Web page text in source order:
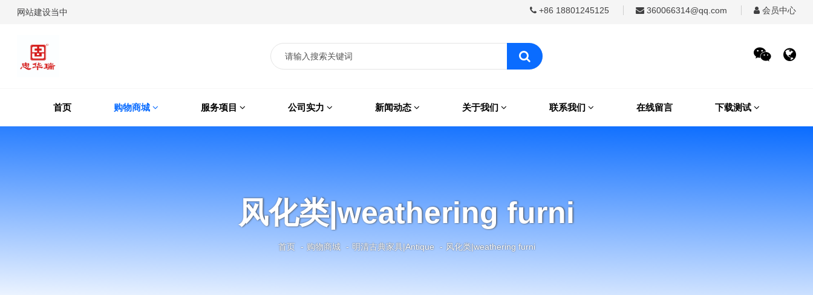
网站建设当中 +86 18801245125 360066314@qq.com 会员中心
首页 购物商城 服务项目 公司实力 新闻动态 关于我们 联系我们 在线留言 下载测试
风化类|weathering furni
首页 购物商城 明清古典家具|Antique 风化类|weathering furni